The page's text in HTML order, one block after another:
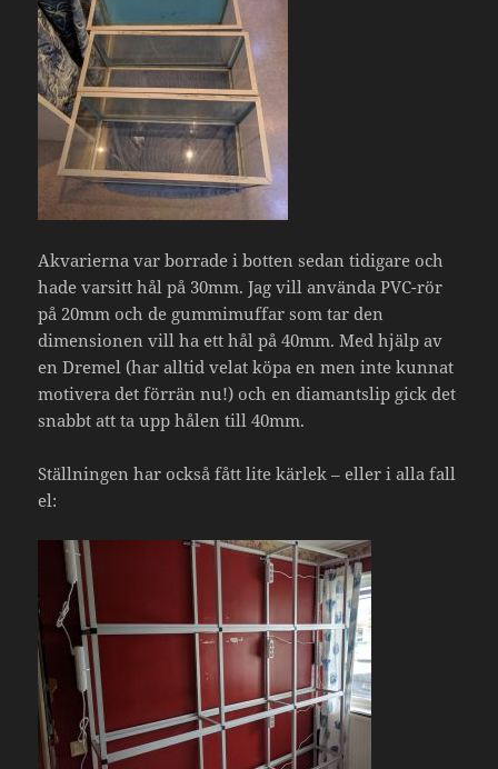
Akvarierna var borrade i botten sedan tidigare och
hade varsitt hål på 30mm. Jag vill använda PVC-rör
på 20mm och de gummimuffar som tar den
dimensionen vill ha ett hål på 40mm. Med hjälp av
en Dremel (har alltid velat köpa en men inte kunnat
motivera det förrän nu!) och en diamantslip gick det
snabbt att ta upp hålen till 40mm.
Ställningen har också fått lite kärlek – eller i alla fall
el: